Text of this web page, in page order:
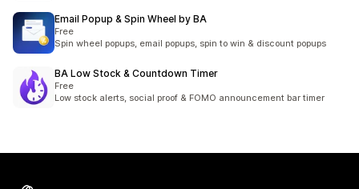
Email Popup & Spin Wheel by BA
Free
Spin wheel popups, email popups, spin to win & discount popups
BA Low Stock & Countdown Timer
Free
Low stock alerts, social proof & FOMO announcement bar timer